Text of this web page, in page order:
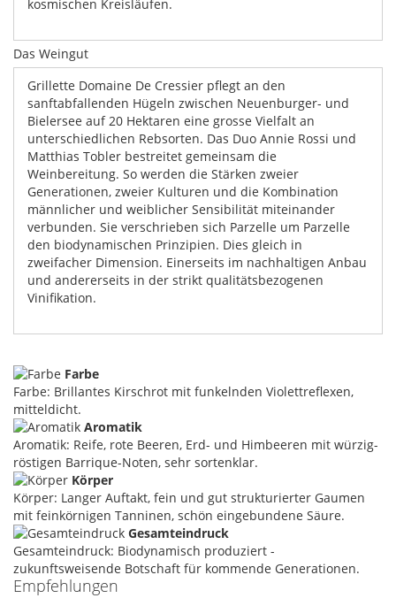
kosmischen Kreisläufen.
Das Weingut
Grillette Domaine De Cressier pflegt an den
sanftabfallenden Hügeln zwischen Neuenburger- und
Bielersee auf 20 Hektaren eine grosse Vielfalt an
unterschiedlichen Rebsorten. Das Duo Annie Rossi und
Matthias Tobler bestreitet gemeinsam die
Weinbereitung. So werden die Stärken zweier
Generationen, zweier Kulturen und die Kombination
männlicher und weiblicher Sensibilität miteinander
verbunden. Sie verschrieben sich Parzelle um Parzelle
den biodynamischen Prinzipien. Dies gleich in
zweifacher Dimension. Einerseits im nachhaltigen Anbau
und andererseits in der strikt qualitätsbezogenen
Vinifikation.
Farbe
Farbe: Brillantes Kirschrot mit funkelnden Violettreflexen,
mitteldicht.
Aromatik
Aromatik: Reife, rote Beeren, Erd- und Himbeeren mit würzig-
röstigen Barrique-Noten, sehr sortenklar.
Körper
Körper: Langer Auftakt, fein und gut strukturierter Gaumen
mit feinkörnigen Tanninen, schön eingebundene Säure.
Gesamteindruck
Gesamteindruck: Biodynamisch produziert -
zukunftsweisende Botschaft für kommende Generationen.
Empfehlungen